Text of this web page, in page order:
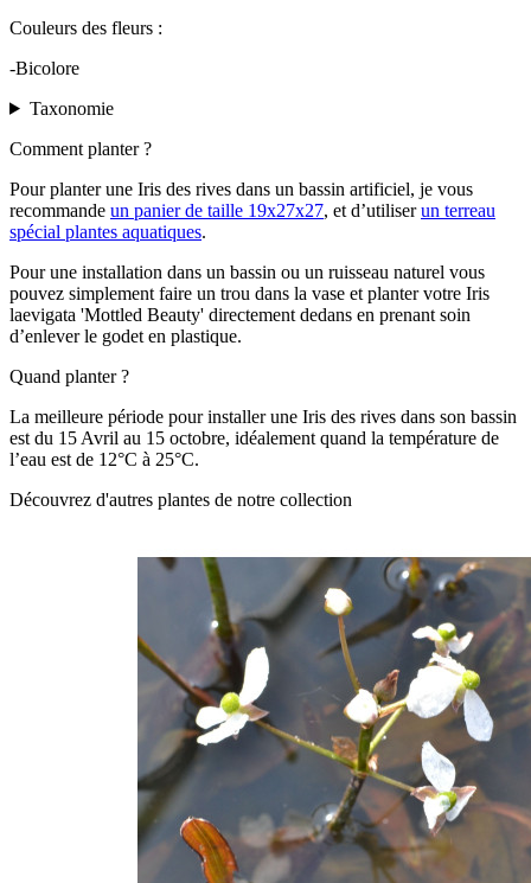
Couleurs des fleurs :
-Bicolore
Taxonomie
Comment planter ?
Pour planter une Iris des rives dans un bassin artificiel, je vous
recommande un panier de taille 19x27x27, et d’utiliserun terreau
spécial plantes aquatiques.
Pour une installation dans un bassin ou un ruisseau naturel vous
pouvez simplement faire un trou dans la vase et planter votre Iris
laevigata 'Mottled Beauty' directement dedans en prenant soin
d’enlever le godet en plastique.
Quand planter ?
La meilleure période pour installer une Iris des rives dans son bassin
est du 15 Avril au 15 octobre, idéalement quand la température de
l’eau est de 12°C à 25°C.
Découvrez d'autres plantes de notre collection